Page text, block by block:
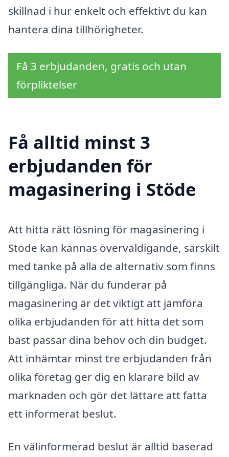
skillnad i hur enkelt och effektivt du kan
hantera dina tillhörigheter.
Få 3 erbjudanden, gratis och utan
förpliktelser
Få alltid minst 3
erbjudanden för
magasinering i Stöde
Att hitta rätt lösning för magasinering i
Stöde kan kännas överväldigande, särskilt
med tanke på alla de alternativ som finns
tillgängliga. När du funderar på
magasinering är det viktigt att jämföra
olika erbjudanden för att hitta det som
bäst passar dina behov och din budget.
Att inhämtar minst tre erbjudanden från
olika företag ger dig en klarare bild av
marknaden och gör det lättare att fatta
ett informerat beslut.
En välinformerad beslut är alltid baserad